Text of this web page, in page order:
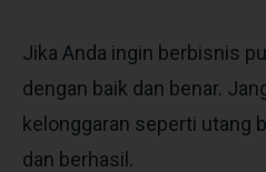
Jika Anda ingin berbisnis
dengan baik dan benar.
kelonggaran seperti utang
dan berhasil.